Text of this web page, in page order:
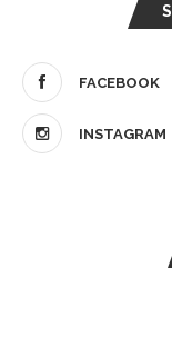
FACEBOOK
INSTAGRAM